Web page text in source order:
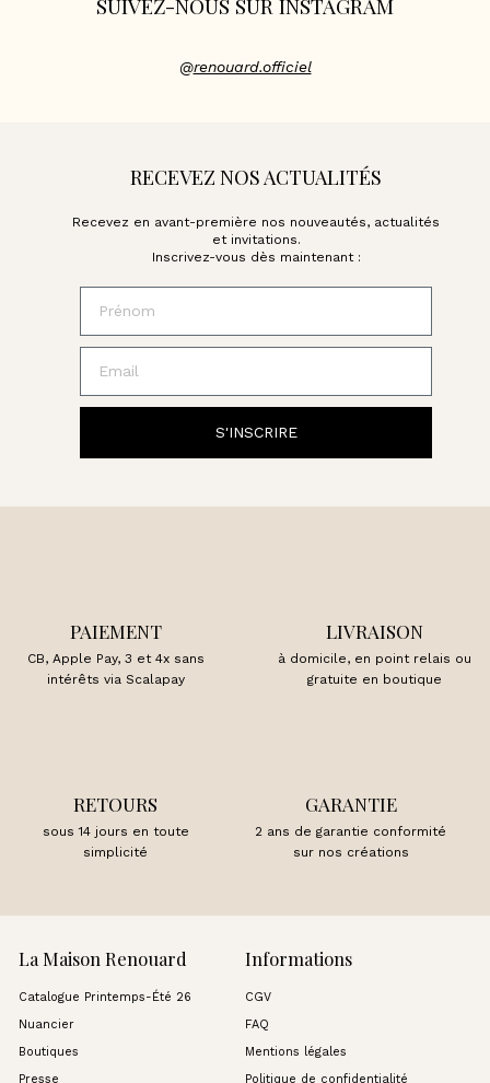
SUIVEZ-NOUS SUR INSTAGRAM
@renouard.officiel
RECEVEZ NOS ACTUALITÉS
Recevez en avant-première nos nouveautés, actualités
et invitations.
Inscrivez-vous dès maintenant :
S'INSCRIRE
PAIEMENT
CB, Apple Pay, 3 et 4x sans
intérêts via Scalapay
LIVRAISON
à domicile, en point relais ou
gratuite en boutique
RETOURS
sous 14 jours en toute
simplicité
GARANTIE
2 ans de garantie conformité
sur nos créations
La Maison Renouard
Catalogue Printemps-Été 26
Nuancier
Boutiques
Presse
Informations
CGV
FAQ
Mentions légales
Politique de confidentialité